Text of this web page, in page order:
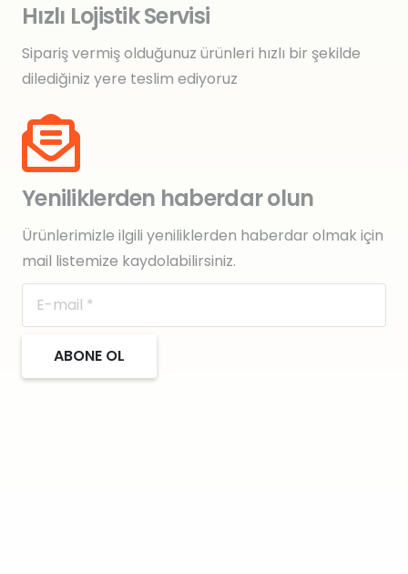
Hızlı Lojistik Servisi
Sipariş vermiş olduğunuz ürünleri hızlı bir şekilde
dilediğiniz yere teslim ediyoruz
Yeniliklerden haberdar olun
Ürünlerimizle ilgili yeniliklerden haberdar olmak için
mail listemize kaydolabilirsiniz.
ABONE OL